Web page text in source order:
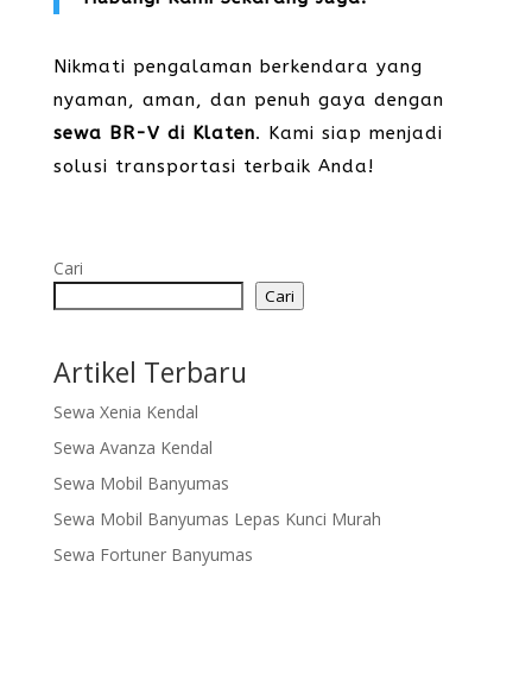
Nikmati pengalaman berkendara yang
nyaman, aman, dan penuh gaya dengan
sewa BR-V di Klaten. Kami siap menjadi
solusi transportasi terbaik Anda!
Cari
Cari
Artikel Terbaru
Sewa Xenia Kendal
Sewa Avanza Kendal
Sewa Mobil Banyumas
Sewa Mobil Banyumas Lepas Kunci Murah
Sewa Fortuner Banyumas